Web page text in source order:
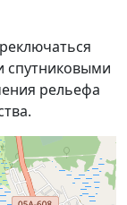
спутниковыми
рельефа